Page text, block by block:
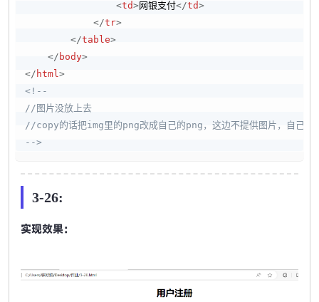
<td> 网银支付</td>
</tr>
</table>
</ body>
</ html>
<!--
//图片没放上去
//copy的话把img里的png改成自己的png，这边不提供图片，自己画
-->
3-26:
实现效果：